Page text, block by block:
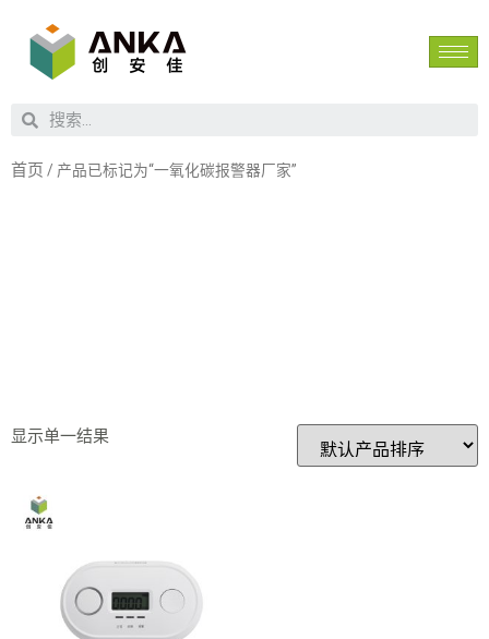
首页 / 产品已标记为“一氧化碳报警器厂家”
显示单一结果